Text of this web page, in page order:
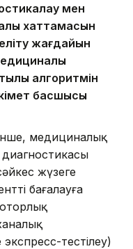
мен
хаттамасын
жағдайын
алгоритмін
басшысы
медициналық
жүзеге
бағалауға
тестілеу)